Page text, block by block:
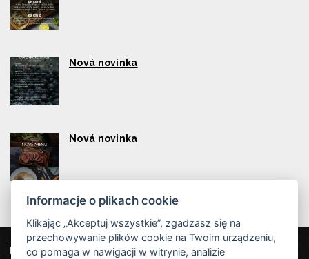
Nová novinka
Nová novinka
Hotel Červenohorské sedlo
Informacje o plikach cookie
Klikając „Akceptuj wszystkie”, zgadzasz się na
przechowywanie plików cookie na Twoim urządzeniu,
co pomaga w nawigacji w witrynie, analizie